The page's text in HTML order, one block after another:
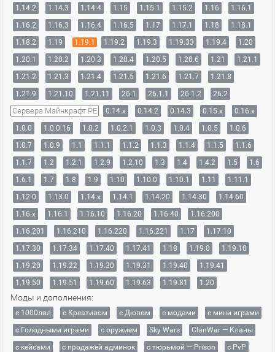
1.14.2
1.14.3 1.14.4 1.15 1.15.1 1.15.2 1.16
1.16.1
1.16.2
1.16.3 1.16.4 1.16.5 1.17 1.17.1 1.18
1.18.1
1.18.2
1.19 1.19.1 1.19.2 1.19.3 1.19.33 1.19.4
1.20
1.20.1
1.20.2 1.20.3 1.20.4 1.20.5 1.20.6 1.21
1.21.1
1.21.2
1.21.3 1.21.4 1.21.5 1.21.6 1.21.7
1.21.8
1.21.9
1.21.10 1.21.11 26.1 26.1.1 26.1.2 26.2
Сервера Майнкрафт PE 0.14.x 0.14.2 0.14.3 0.15.x
0.16.x
1.0.0
1.0.0.16 1.0.2 1.0.2.1 1.0.3 1.0.4 1.0.5
1.0.6
1.0.7
1.0.9 1.1 1.1.1 1.1.2 1.1.3 1.1.4 1.1.5
1.1.6
1.1.7
1.2 1.2.1 1.2.9 1.2.10 1.3 1.4 1.4.2 1.5
1.6
1.6.1
1.7 1.8 1.9 1.10 1.10.0 1.10.1 1.11
1.11.1
1.12.0
1.13.0 1.14.x 1.14.1 1.14.20 1.14.30
1.14.60
1.16.x
1.16.1 1.16.10 1.16.20 1.16.40
1.16.200
1.16.201
1.16.210 1.16.220 1.16.221 1.17
1.17.10
1.17.30
1.17.34 1.17.40 1.17.41 1.18 1.19.0
1.19.10
1.19.20
1.19.22 1.19.30 1.19.31 1.19.40
1.19.41
1.19.50
1.19.51 1.19.60 1.19.63 1.19.81 1.20
Моды и дополнения:
с 1000лвл c Креативом с Дюпом с модами
с мини играми
с Голодными играми
с оружием Sky Wars
ClanWar — Кланы
с кейсами
с продажей админок с тюрьмой — Prison
с PvP